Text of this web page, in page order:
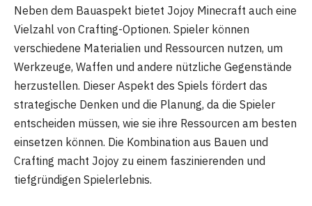
Neben dem Bauaspekt bietet Jojoy Minecraft auch eine
Vielzahl von Crafting-Optionen. Spieler können
verschiedene Materialien und Ressourcen nutzen, um
Werkzeuge, Waffen und andere nützliche Gegenstände
herzustellen. Dieser Aspekt des Spiels fördert das
strategische Denken und die Planung, da die Spieler
entscheiden müssen, wie sie ihre Ressourcen am besten
einsetzen können. Die Kombination aus Bauen und
Crafting macht Jojoy zu einem faszinierenden und
tiefgründigen Spielerlebnis.